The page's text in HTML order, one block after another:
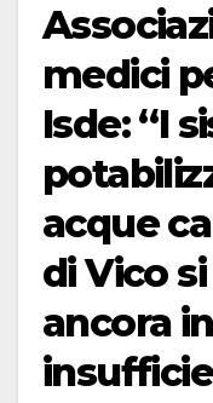
medici
Isde: “I
acque
di Vico
ancora